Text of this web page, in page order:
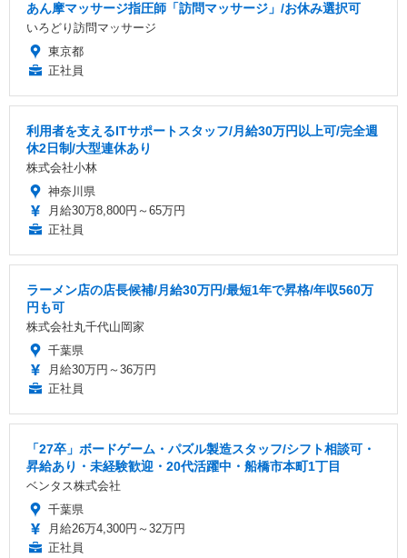
あん摩マッサージ指圧師「訪問マッサージ」/お休み選択可
いろどり訪問マッサージ
東京都
正社員
利用者を支えるITサポートスタッフ/月給30万円以上可/完全週
休2日制/大型連休あり
株式会社小林
神奈川県
月給30万8,800円～65万円
正社員
ラーメン店の店長候補/月給30万円/最短1年で昇格/年収560万
円も可
株式会社丸千代山岡家
千葉県
月給30万円～36万円
正社員
「27卒」ボードゲーム・パズル製造スタッフ/シフト相談可・
昇給あり・未経験歓迎・20代活躍中・船橋市本町1丁目
ベンタス株式会社
千葉県
月給26万4,300円～32万円
正社員